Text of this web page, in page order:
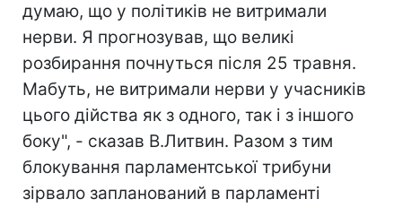
думаю, що у політиків не витримали
нерви. Я прогнозував, що великі
розбирання почнуться після 25 травня.
Мабуть, не витримали нерви у учасників
цього дійства як з одного, так і з іншого
боку", - сказав В.Литвин. Разом з тим
блокування парламентської трибуни
зірвало запланований в парламенті